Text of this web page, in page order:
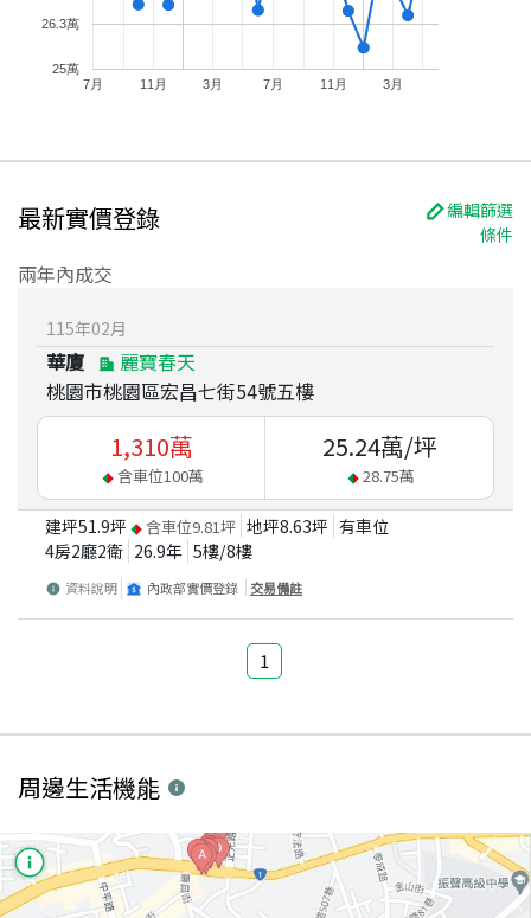
7月 11月 3月 7月 11月 3月
25萬
26.3萬
最新實價登錄
編輯篩選
條件
兩年內成交
115年02月
華廈
麗寶春天
桃園市桃園區宏昌七街54號五樓
1,310萬
含車位100萬
25.24萬/坪
28.75萬
建坪51.9坪 含車位9.81坪 地坪8.63坪 有車位
4房2廳2衛 26.9年 5樓/8樓
資料說明 內政部實價登錄 交易備註
1
周邊生活機能